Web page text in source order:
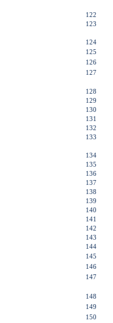
122
123
124
125
126
127
128
129
130
131
132
133
134
135
136
137
138
139
140
141
142
143
144
145
146
147
148
149
150